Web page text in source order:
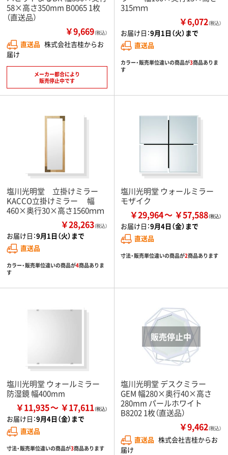
58×高さ350mm B0065 1枚
（直送品）
￥9,669（税込）
直送品 株式会社吉桂からお
届け
メーカー都合により
販売停止中です
315ｍｍ
￥6,072（税込）
お届け日：9月1日（火）まで
直送品
カラー・販売単位違いの商品が3商品ありま
す
塩川光明堂 立掛けミラー
KACCO立掛けミラー 幅
460×奥行30×高さ1560ｍｍ
￥28,263（税込）
お届け日：9月1日（火）まで
直送品
カラー・販売単位違いの商品が4商品ありま
す
塩川光明堂 ウォールミラー
モザイク
￥29,964 ￥57,588
お届け日：9月4日（金）まで
直送品
寸法・販売単位違いの商品が2商品あります
塩川光明堂 ウォールミラー
防湿鏡 幅400mm
￥11,935 ￥17,611
お届け日：9月4日（金）まで
直送品
寸法・販売単位違いの商品が3商品あります
塩川光明堂 デスクミラー
GEM 幅280×奥行40×高さ
280mm パールホワイト
B8202 1枚（直送品）
￥9,462（税込）
直送品 株式会社吉桂からお
届け